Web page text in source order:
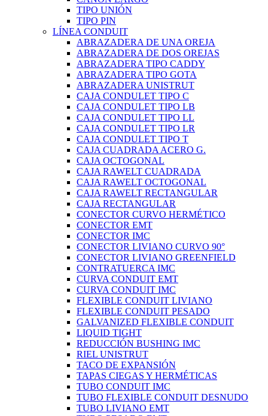
TIPO UNIÓN
TIPO PIN
LÍNEA CONDUIT
ABRAZADERA DE UNA OREJA
ABRAZADERA DE DOS OREJAS
ABRAZADERA TIPO CADDY
ABRAZADERA TIPO GOTA
ABRAZADERA UNISTRUT
CAJA CONDULET TIPO C
CAJA CONDULET TIPO LB
CAJA CONDULET TIPO LL
CAJA CONDULET TIPO LR
CAJA CONDULET TIPO T
CAJA CUADRADA ACERO G.
CAJA OCTOGONAL
CAJA RAWELT CUADRADA
CAJA RAWELT OCTOGONAL
CAJA RAWELT RECTANGULAR
CAJA RECTANGULAR
CONECTOR CURVO HERMÉTICO
CONECTOR EMT
CONECTOR IMC
CONECTOR LIVIANO CURVO 90°
CONECTOR LIVIANO GREENFIELD
CONTRATUERCA IMC
CURVA CONDUIT EMT
CURVA CONDUIT IMC
FLEXIBLE CONDUIT LIVIANO
FLEXIBLE CONDUIT PESADO
GALVANIZED FLEXIBLE CONDUIT
LIQUID TIGHT
REDUCCIÓN BUSHING IMC
RIEL UNISTRUT
TACO DE EXPANSIÓN
TAPAS CIEGAS Y HERMÉTICAS
TUBO CONDUIT IMC
TUBO FLEXIBLE CONDUIT DESNUDO
TUBO LIVIANO EMT